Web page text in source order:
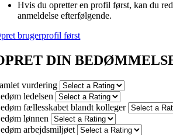
Hvis du opretter en profil først, kan du
anmeldelse efterfølgende.
brugerprofil først
DIN
vurdering
ledelsen
fællesskabet blandt kolleger
lønnen
arbejdsmiljøet